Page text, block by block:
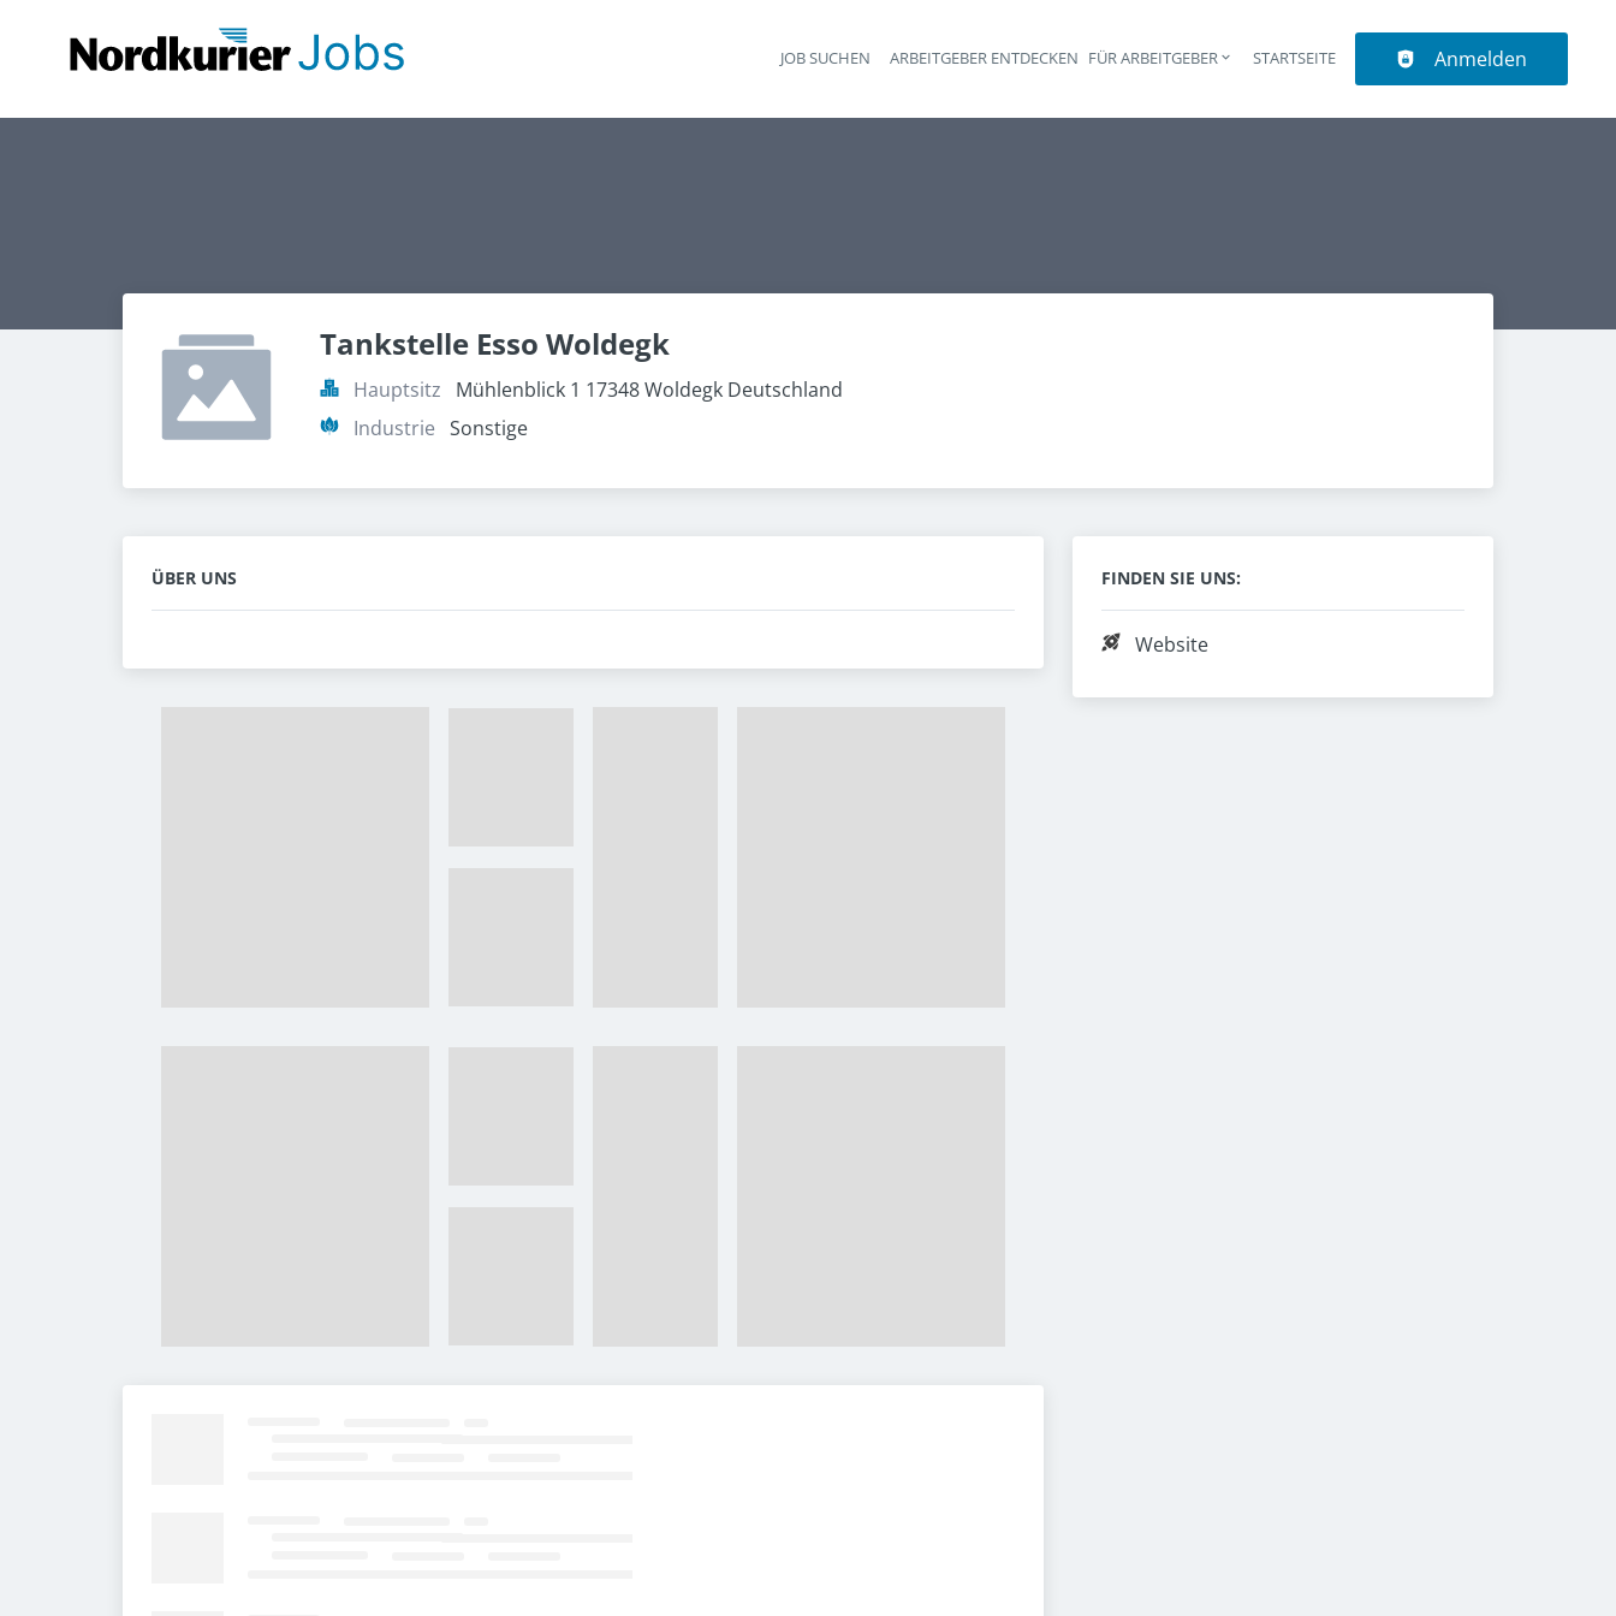
Haupt-Navigation
JOB SUCHEN ARBEITGEBER ENTDECKEN FÜR ARBEITGEBER STARTSEITE Anmelden
Tankstelle Esso Woldegk
Hauptsitz
Mühlenblick 1 17348 Woldegk Deutschland
Industrie Sonstige
ÜBER UNS FINDEN SIE UNS:
Website